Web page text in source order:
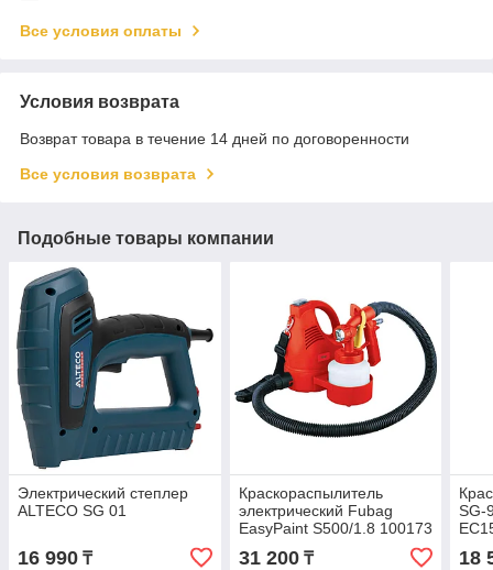
Все условия оплаты
Условия возврата
Возврат товара в течение 14 дней по договоренности
Все условия возврата
Подобные товары компании
Электрический степлер
ALTECO SG 01
16 990 ₸
Краскораспылитель
электрический Fubag
EasyPaint S500/1.8 100173
31 200₸
SG-
18